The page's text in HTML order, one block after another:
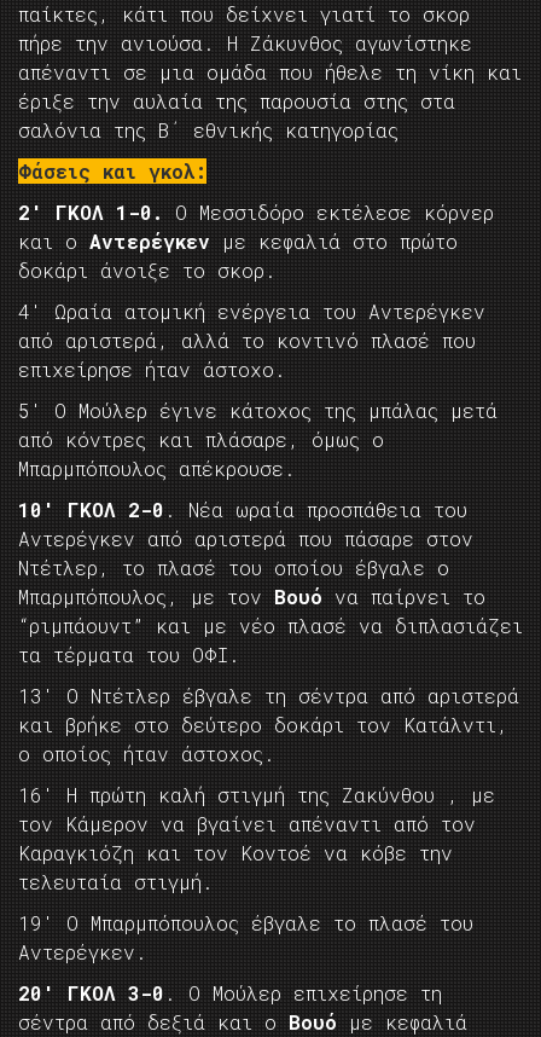
παίκτες, κάτι που δείχνει γιατί το σκορ
πήρε την ανιούσα. Η Ζάκυνθος αγωνίστηκε
απέναντι σε μια ομάδα που ήθελε τη νίκη και
έριξε την αυλαία της παρουσία στης στα
σαλόνια της Β΄ εθνικής κατηγορίας
Φάσεις και γκολ:
2′ ΓΚΟΛ 1-0.
Ο Μεσσιδόρο εκτέλεσε κόρνερ
και ο Αντερέγκεν με κεφαλιά στο πρώτο
δοκάρι άνοιξε το σκορ.
4′ Ωραία ατομική ενέργεια του Αντερέγκεν
από αριστερά, αλλά το κοντινό πλασέ που
επιχείρησε ήταν άστοχο.
5′ Ο Μούλερ έγινε κάτοχος της μπάλας μετά
από κόντρες και πλάσαρε, όμως ο
Μπαρμπόπουλος απέκρουσε.
10′ ΓΚΟΛ 2-0 . Νέα ωραία προσπάθεια του
Αντερέγκεν από αριστερά που πάσαρε στον
Ντέτλερ, το πλασέ του οποίου έβγαλε ο
Μπαρμπόπουλος, με τον Βουό να παίρνει το
“ριμπάουντ” και με νέο πλασέ να διπλασιάζει
τα τέρματα του ΟΦΙ.
13′ Ο Ντέτλερ έβγαλε τη σέντρα από αριστερά
και βρήκε στο δεύτερο δοκάρι τον Κατάλντι,
ο οποίος ήταν άστοχος.
16′ Η πρώτη καλή στιγμή της Ζακύνθου , με
τον Κάμερον να βγαίνει απέναντι από τον
Καραγκιόζη και τον Κοντοέ να κόβε την
τελευταία στιγμή.
19′ Ο Μπαρμπόπουλος έβγαλε το πλασέ του
Αντερέγκεν.
20′ ΓΚΟΛ 3-0 . Ο Μούλερ επιχείρησε τη
σέντρα από δεξιά και ο Βουό με κεφαλιά